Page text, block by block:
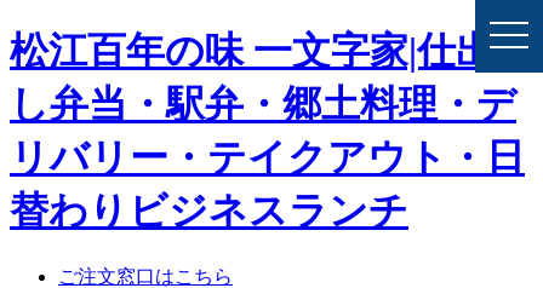
松江百年の味 一文字家|仕出
し弁当・駅弁・郷土料理・デ
リバリー・テイクアウト・日
替わりビジネスランチ
ご注文窓口はこちら